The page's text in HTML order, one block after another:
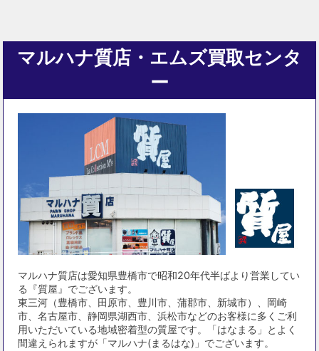
マルハナ質店・エムズ買取センタ
ー
マルハナ質店は愛知県豊橋市で昭和20年代半ばより営業してい
る『質屋』でございます。
東三河（豊橋市、田原市、豊川市、蒲郡市、新城市）、岡崎
市、名古屋市、静岡県湖西市、浜松市などのお客様に多くご利
用いただいている地域密着型の質屋です。「はなまる」とよく
間違えられますが「マルハナ(まるはな)」でございます。